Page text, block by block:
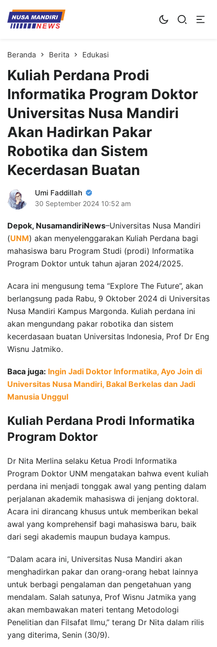
Kampus Digital Bisnis
Universitas Nusa Mandiri
Beranda Berita Edukasi
Kuliah Perdana Prodi
Informatika Program Doktor
Universitas Nusa Mandiri
Akan Hadirkan Pakar
Robotika dan Sistem
Kecerdasan Buatan
Umi Faddillah
30 September 2024 10:52 am
Depok, NusamandiriNews–Universitas Nusa Mandiri
(UNM) akan menyelenggarakan Kuliah Perdana bagi
mahasiswa baru Program Studi (prodi) Informatika
Program Doktor untuk tahun ajaran 2024/2025.
Acara ini mengusung tema “Explore The Future”, akan
berlangsung pada Rabu, 9 Oktober 2024 di Universitas
Nusa Mandiri Kampus Margonda. Kuliah perdana ini
akan mengundang pakar robotika dan sistem
kecerdasaan buatan Universitas Indonesia, Prof Dr Eng
Wisnu Jatmiko.
Baca juga: Ingin Jadi Doktor Informatika, Ayo Join di
Universitas Nusa Mandiri, Bakal Berkelas dan Jadi
Manusia Unggul
Kuliah Perdana Prodi Informatika
Program Doktor
Dr Nita Merlina selaku Ketua Prodi Informatika
Program Doktor UNM mengatakan bahwa event kuliah
perdana ini menjadi tonggak awal yang penting dalam
perjalanan akademik mahasiswa di jenjang doktoral.
Acara ini dirancang khusus untuk memberikan bekal
awal yang komprehensif bagi mahasiswa baru, baik
dari segi akademis maupun budaya kampus.
“Dalam acara ini, Universitas Nusa Mandiri akan
menghadirkan pakar dan orang-orang hebat lainnya
untuk berbagi pengalaman dan pengetahuan yang
mendalam. Salah satunya, Prof Wisnu Jatmika yang
akan membawakan materi tentang Metodologi
Penelitian dan Filsafat Ilmu,” terang Dr Nita dalam rilis
yang diterima, Senin (30/9).